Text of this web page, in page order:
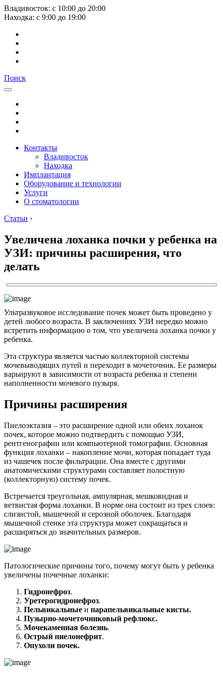
Владивосток: с 10:00 до 20:00
Находка: с 9:00 до 19:00
Поиск
Контакты
Владивосток
Находка
Имплантация
Оборудование и технологии
Услуги
О стоматологии
Статьи ›
Увеличена лоханка почки у ребенка на
УЗИ: причины расширения, что
делать
Ультразвуковое исследование почек может быть проведено у
детей любого возраста. В заключениях УЗИ нередко можно
встретить информацию о том, что увеличена лоханка почки у
ребенка.
Эта структура является частью коллекторной системы
мочевыводящих путей и переходит в мочеточник. Ее размеры
варьируют в зависимости от возраста ребенка и степени
наполненности мочевого пузыря.
Причины расширения
Пиелоэктазия – это расширение одной или обеих лоханок
почек, которое можно подтвердить с помощью УЗИ,
рентгенографии или компьютерной томографии. Основная
функция лоханки – накопление мочи, которая попадает туда
из чашечек после фильтрации. Она вместе с другими
анатомическими структурами составляет полостную
(коллекторную) систему почек.
Встречается треугольная, ампулярная, мешковидная и
ветвистая форма лоханки. В норме она состоит из трех слоев:
слизистой, мышечной и серозной оболочек. Благодаря
мышечной стенке эта структура может сокращаться и
расширяться до значительных размеров.
Патологические причины того, почему могут быть у ребенка
увеличены почечные лоханки:
Гидронефроз.
Уретерогидронефроз.
Пельвикальные и парапельвикальные кисты.
Пузырно-мочеточниковый рефлюкс.
Мочекаменная болезнь.
Острый пиелонефрит.
Опухоли почек.